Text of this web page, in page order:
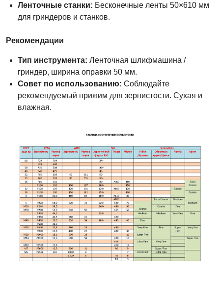
Ленточные станки: Бесконечные ленты 50×610 мм
для гриндеров и станков.
Рекомендации
Тип инструмента: Ленточная шлифмашина /
гриндер, ширина оправки 50 мм.
Совет по использованию: Соблюдайте
рекомендуемый прижим для зернистости. Сухая и
влажная.